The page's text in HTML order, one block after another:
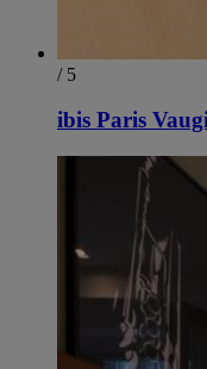
/ 5
ibis Paris